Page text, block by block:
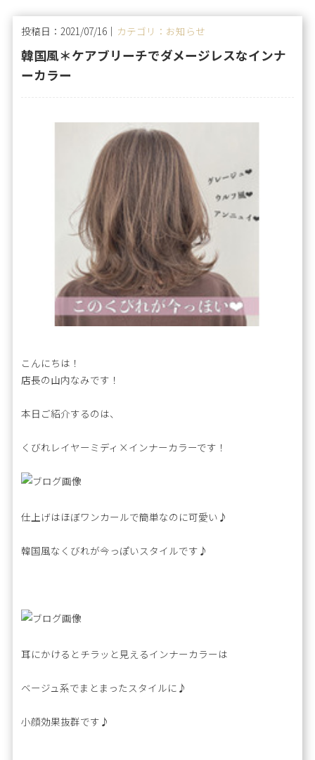
投稿日：2021/07/16｜ カテゴリ：お知らせ
韓国風＊ケアブリーチでダメージレスなインナ
ーカラー
こんにちは！
店長の山内なみです！
本日ご紹介するのは、
くびれレイヤーミディ×インナーカラーです！
仕上げはほぼワンカールで簡単なのに可愛い♪
韓国風なくびれが今っぽいスタイルです♪
耳にかけるとチラッと見えるインナーカラーは
ベージュ系でまとまったスタイルに♪
小顔効果抜群です♪